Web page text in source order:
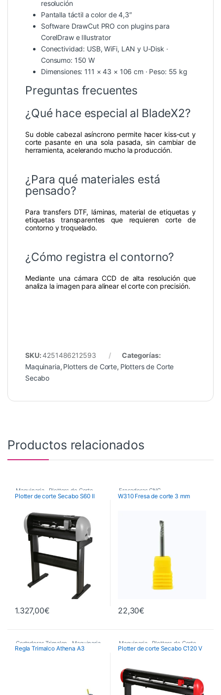
resolución
Pantalla táctil a color de 4,3″
Software DrawCut PRO con plugins para
CorelDraw e Illustrator
Conectividad: USB, WiFi, LAN y U-Disk ·
Consumo: 150 W
Dimensiones: 111 × 43 × 106 cm · Peso: 55 kg
Preguntas frecuentes
¿Qué hace especial al BladeX2?
Su doble cabezal asíncrono permite hacer kiss-cut y
corte pasante en una sola pasada, sin cambiar de
herramienta, acelerando mucho la producción.
¿Para qué materiales está
pensado?
Para transfers DTF, láminas, material de etiquetas y
etiquetas transparentes que requieren corte de
contorno y troquelado.
¿Cómo registra el contorno?
Mediante una cámara CCD de alta resolución que
analiza la imagen para alinear el corte con precisión.
SKU:4251486212593
Categorías:
Maquinaria, Plotters de Corte, Plotters de Corte
Secabo
Productos relacionados
Maquinaria Plotters de Corte
Plotter de corte Secabo S60 II
1.327,00€
Fresadoras CNC
W310 Fresa de corte 3 mm
22,30€
Cortadoras Trimalco Maquinaria
Regla Trimalco Athena A3
Maquinaria Plotters de Corte
Plotter de corte Secabo C120 V